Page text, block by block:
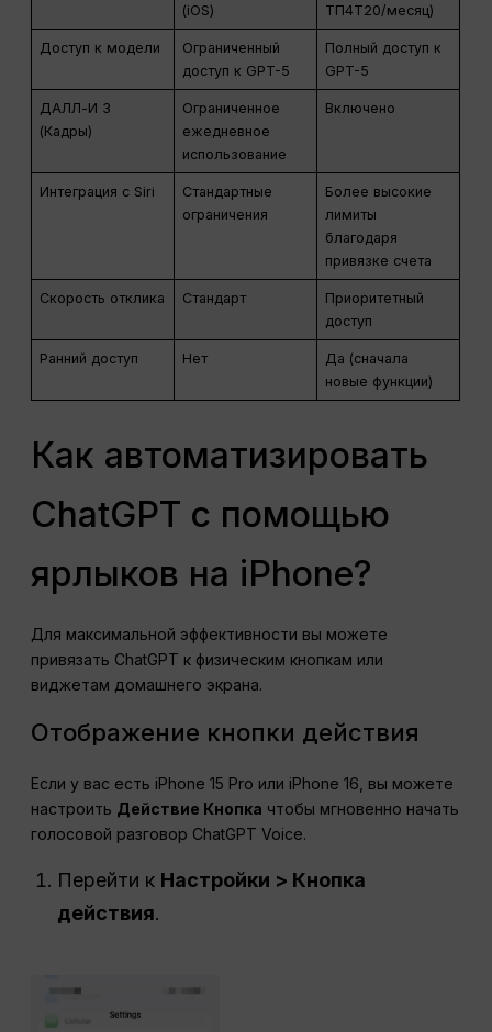
(iOS)
ТП4Т20/месяц)
Доступ к модели
Ограниченный
доступ к GPT-5
Полный доступ к
GPT-5
ДАЛЛ-И 3
(Кадры)
Ограниченное
ежедневное
использование
Включено
Интеграция с Siri
Стандартные
ограничения
Более высокие
лимиты
благодаря
привязке счета
Скорость отклика Стандарт
Приоритетный
доступ
Ранний доступ Нет
Да (сначала
новые функции)
Как автоматизировать
ChatGPT с помощью
ярлыков на iPhone?
Для максимальной эффективности вы можете
привязать ChatGPT к физическим кнопкам или
виджетам домашнего экрана.
Отображение кнопки действия
Если у вас есть iPhone 15 Pro или iPhone 16, вы можете
настроить Действие Кнопка чтобы мгновенно начать
голосовой разговор ChatGPT Voice.
Перейти к Настройки > Кнопка
действия.